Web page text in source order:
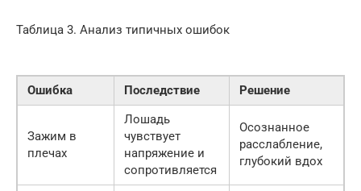
Таблица 3. Анализ типичных ошибок
Ошибка Последствие Решение
Зажим в
плечах
Лошадь
чувствует
напряжение и
сопротивляется
Осознанное
расслабление,
глубокий вдох